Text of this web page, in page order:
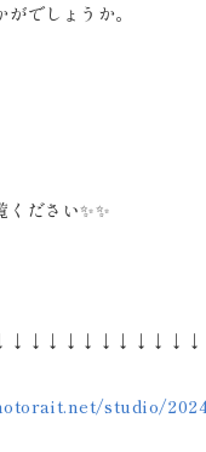
でしょうか。
ください✨✨
studio/